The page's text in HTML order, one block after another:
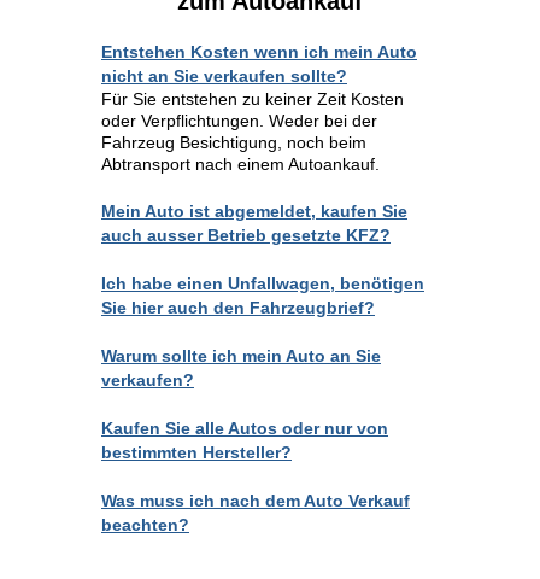
Entstehen Kosten wenn ich mein Auto
nicht an Sie verkaufen sollte?
Für Sie entstehen zu keiner Zeit Kosten
oder Verpflichtungen. Weder bei der
Fahrzeug Besichtigung, noch beim
Abtransport nach einem Autoankauf.
Mein Auto ist abgemeldet, kaufen Sie
auch ausser Betrieb gesetzte KFZ?
Ich habe einen Unfallwagen, benötigen
Sie hier auch den Fahrzeugbrief?
Warum sollte ich mein Auto an Sie
verkaufen?
Kaufen Sie alle Autos oder nur von
bestimmten Hersteller?
Was muss ich nach dem Auto Verkauf
beachten?